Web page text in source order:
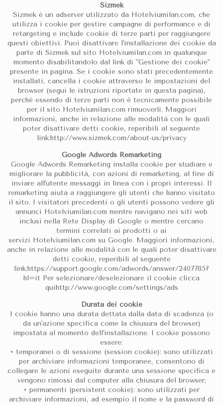
Sizmek
Sizmek è un adserver utilizzato da Hotelviumilan.com, che
utilizza i cookie per gestire campagne di performance e di
retargeting e include cookie di terze parti per raggiungere
questi obiettivi. Puoi disattivare l'installazione dei cookie da
parte di Sizmek sul sito Hotelviumilan.com in qualunque
momento disabilitandolo dal link di "Gestione dei cookie"
presente in pagina. Se i cookie sono stati precedentemente
installati, cancella i cookie attraverso le impostazioni del
browser (segui le istruzioni riportate in questa pagina),
perché essendo di terze parti non è tecnicamente possibile
per il sito Hotelviumilan.com rimuoverli. Maggiori
informazioni, anche in relazione alle modalità con le quali
poter disattivare detti cookie, reperibili al seguente
link:http://www.sizmek.com/about-us/privacy
Google Adwords Remarketing
Google Adwords Remarketing installa cookie per studiare e
migliorare la pubblicità, con azioni di remarketing, al fine di
inviare all'utente messaggi in linea con i propri interessi. Il
remarketing aiuta a raggiungere gli utenti che hanno visitato
il sito. I visitatori precedenti o gli utenti possono vedere gli
annunci Hotelviumilan.com mentre navigano nei siti web
inclusi nella Rete Display di Google o mentre cercano
termini correlati ai prodotti o ai
servizi Hotelviumilan.com su Google. Maggiori informazioni,
anche in relazione alle modalità con le quali poter disattivare
detti cookie, reperibili al seguente
link:https://support.google.com/adwords/answer/2407785?
hl=it Per selezionare/deselezionare il cookie clicca
quihttp://www.google.com/settings/ads
Durata dei cookie
I cookie hanno una durata dettata dalla data di scadenza (o
da un'azione specifica come la chiusura del browser)
impostata al momento dell'installazione. I cookie possono
essere:
• temporanei o di sessione (session cookie): sono utilizzati
per archiviare informazioni temporanee, consentono di
collegare le azioni eseguite durante una sessione specifica e
vengono rimossi dal computer alla chiusura del browser;
• permanenti (persistent cookie): sono utilizzati per
archiviare informazioni, ad esempio il nome e la password di